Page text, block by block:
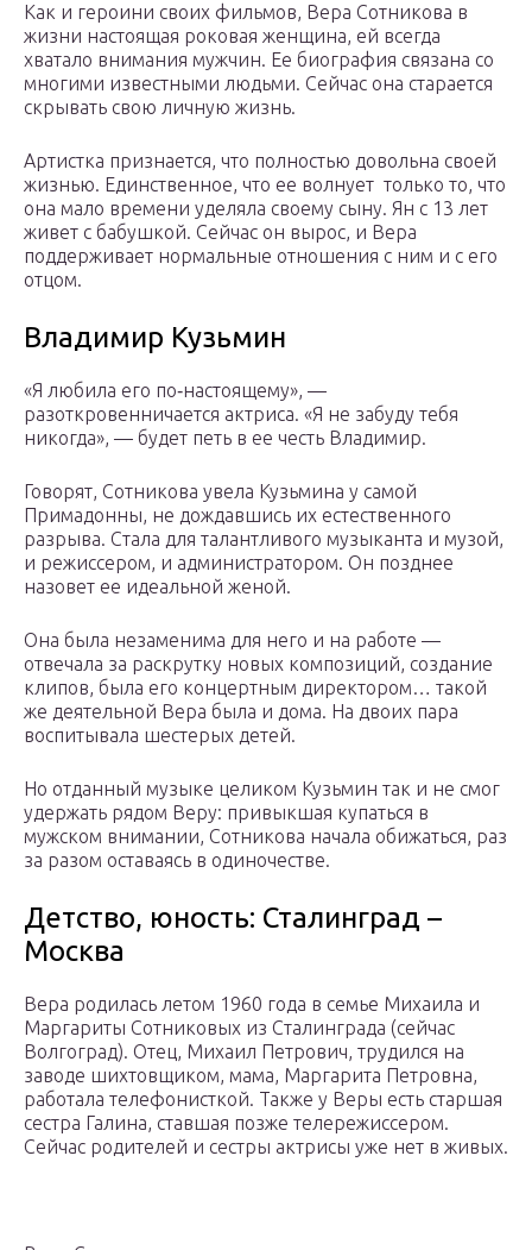
Как и героини своих фильмов, Вера Сотникова в
жизни настоящая роковая женщина, ей всегда
хватало внимания мужчин. Ее биография связана со
многими известными людьми. Сейчас она старается
скрывать свою личную жизнь.
Артистка признается, что полностью довольна своей
жизнью. Единственное, что ее волнует только то, что
она мало времени уделяла своему сыну. Ян с 13 лет
живет с бабушкой. Сейчас он вырос, и Вера
поддерживает нормальные отношения с ним и с его
отцом.
Владимир Кузьмин
«Я любила его по‑настоящему», —
разоткровенничается актриса. «Я не забуду тебя
никогда», — будет петь в ее честь Владимир.
Говорят, Сотникова увела Кузьмина у самой
Примадонны, не дождавшись их естественного
разрыва. Стала для талантливого музыканта и музой,
и режиссером, и администратором. Он позднее
назовет ее идеальной женой.
Она была незаменима для него и на работе —
отвечала за раскрутку новых композиций, создание
клипов, была его концертным директором… такой
же деятельной Вера была и дома. На двоих пара
воспитывала шестерых детей.
Но отданный музыке целиком Кузьмин так и не смог
удержать рядом Веру: привыкшая купаться в
мужском внимании, Сотникова начала обижаться, раз
за разом оставаясь в одиночестве.
Детство, юность: Сталинград –
Москва
Вера родилась летом 1960 года в семье Михаила и
Маргариты Сотниковых из Сталинграда (сейчас
Волгоград). Отец, Михаил Петрович, трудился на
заводе шихтовщиком, мама, Маргарита Петровна,
работала телефонисткой. Также у Веры есть старшая
сестра Галина, ставшая позже телережиссером.
Сейчас родителей и сестры актрисы уже нет в живых.